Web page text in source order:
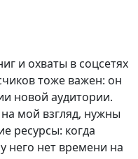
и охваты в соцсетях
тоже важен: он
новой аудитории.
мой взгляд, нужны
ресурсы: когда
него нет времени на